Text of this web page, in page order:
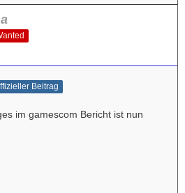
Beitrag
im gamescom Bericht ist nun